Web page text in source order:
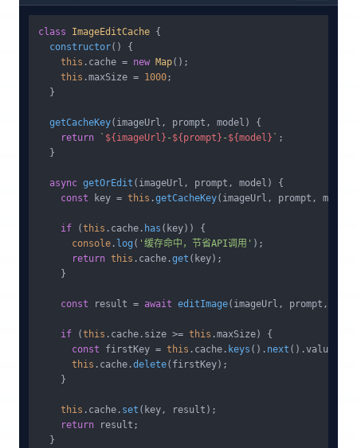
class ImageEditCache {
constructor( ) {
this . cache = new Map();
this .maxSize = 1000 ;
  }
getCacheKey( imageUrl, prompt, model ) {
return
` ${imageUrl} - ${prompt} - ${model} ` ;
  }
async getOrEdit ( imageUrl, prompt, model ) {
const key = this .getCacheKey(imageUrl, prompt,
if (this . cache . has (key)) {
console . log ( '缓存命中，节省API调用' );
return this . cache .get (key);
    }
const result = await editImage(imageUrl, prompt,
if (this . cache . size >= this .maxSize) {
const firstKey = this . cache . keys (). next ().value
this . cache .delete(firstKey);
    }
this . cache . set (key, result);
return result;
  }